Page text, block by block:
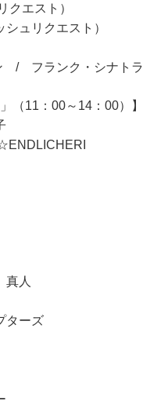
エスト）
ュリクエスト）
/ フランク・シナトラ
（11：00～14：00）】
人
ーズ